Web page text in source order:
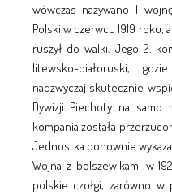
wówczas nazywano I
Polski w czerwcu 1919
ruszył do walki. Jego 2.
litewsko-białoruski,
nadzwyczaj skutecznie
Dywizji Piechoty na samo
kompania została
Jednostka ponownie
Wojna z bolszewikami w
polskie czołgi, zarówno